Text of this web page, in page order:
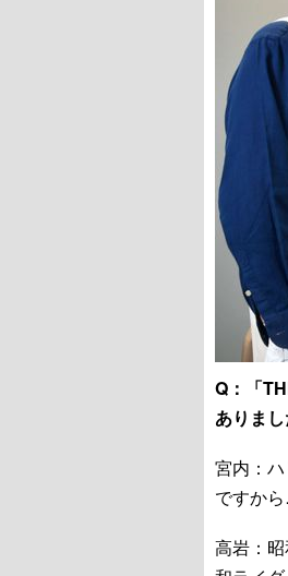
Q：「
ありま
宮内：
ですか
高岩：